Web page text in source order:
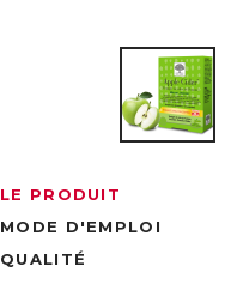
LE PRODUIT
MODE D'EMPLOI
QUALITÉ